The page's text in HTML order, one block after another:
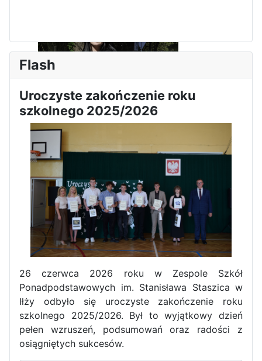
Zakończenie praktyk w
Portugalii
Rozpoczęcie kampanii „Gotowi
na kryzys” w ZSP w Iłży
Pierwszy tydzień praktyk
Flash
Uroczyste zakończenie roku
szkolnego 2025/2026
26 czerwca 2026 roku w Zespole Szkół
Ponadpodstawowych im. Stanisława Staszica w
Iłży odbyło się uroczyste zakończenie roku
szkolnego 2025/2026. Był to wyjątkowy dzień
pełen wzruszeń, podsumowań oraz radości z
osiągniętych sukcesów.